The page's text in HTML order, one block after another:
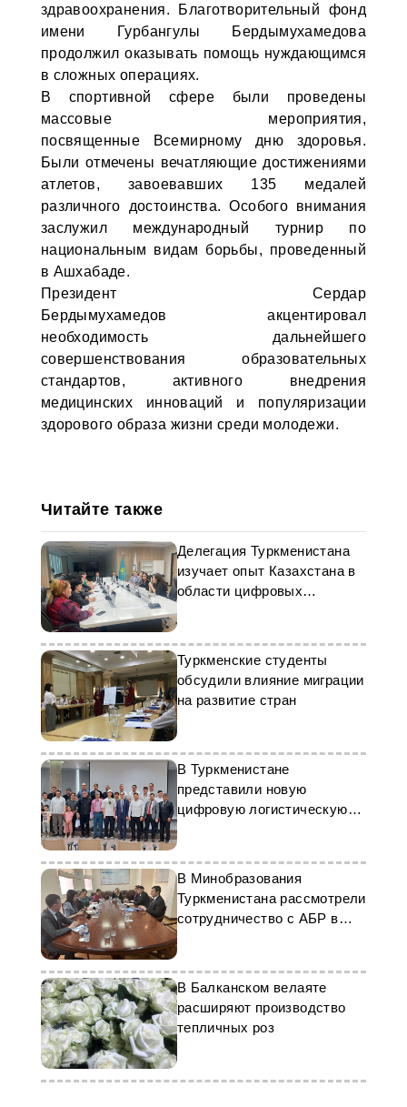
здравоохранения. Благотворительный фонд
имени Гурбангулы Бердымухамедова
продолжил оказывать помощь нуждающимся
в сложных операциях.
В спортивной сфере были проведены
массовые мероприятия,
посвященные Всемирному дню здоровья.
Были отмечены вечатляющие достижениями
атлетов, завоевавших 135 медалей
различного достоинства. Особого внимания
заслужил международный турнир по
национальным видам борьбы, проведенный
в Ашхабаде.
Президент Сердар
Бердымухамедов акцентировал
необходимость дальнейшего
совершенствования образовательных
стандартов, активного внедрения
медицинских инноваций и популяризации
здорового образа жизни среди молодежи.
Читайте также
Делегация Туркменистана
изучает опыт Казахстана в
области цифровых
технологий
Туркменские студенты
обсудили влияние миграции
на развитие стран
В Туркменистане
представили новую
цифровую логистическую
платформу «TEX»
В Минобразования
Туркменистана рассмотрели
сотрудничество с АБР в
рамках CAREC
В Балканском велаяте
расширяют производство
тепличных роз